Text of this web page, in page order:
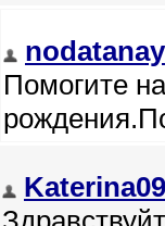
nodatanay
Помогите